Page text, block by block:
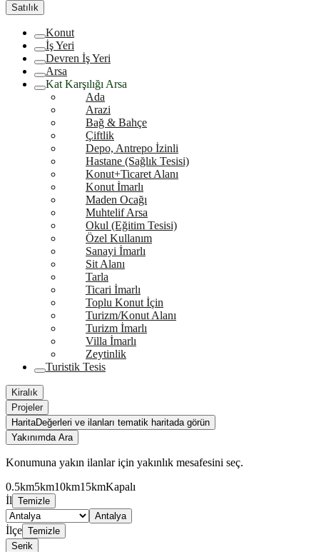
Satılık
Konut
İş Yeri
Devren İş Yeri
Arsa
Kat Karşılığı Arsa
Ada
Arazi
Bağ & Bahçe
Çiftlik
Depo, Antrepo İzinli
Hastane (Sağlık Tesisi)
Konut+Ticaret Alanı
Konut İmarlı
Maden Ocağı
Muhtelif Arsa
Okul (Eğitim Tesisi)
Özel Kullanım
Sanayi İmarlı
Sit Alanı
Tarla
Ticari İmarlı
Toplu Konut İçin
Turizm/Konut Alanı
Turizm İmarlı
Villa İmarlı
Zeytinlik
Turistik Tesis
Kiralık
Projeler
HaritaDeğerleri ve ilanları tematik haritada görün
Yakınımda Ara
Konumuna yakın ilanlar için yakınlık mesafesini seç.
0.5km5km10km15kmKapalı
İl Temizle
Antalya
İlçe Temizle
Serik